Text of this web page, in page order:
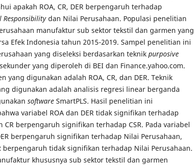
apakah ROA, CR, DER berpengaruh terhadap
Responsibility dan Nilai Perusahaan. Populasi penelitian
manufaktur sub sektor tekstil dan garmen yang
Efek Indonesia tahun 2015-2019. Sampel penelitian ini
yang diseleksi berdasarkan teknik purposive
yang diperoleh di BEI dan Finance.yahoo.com.
yang digunakan adalah ROA, CR, dan DER. Teknik
digunakan adalah analisis regresi linear berganda
software SmartPLS. Hasil penelitian ini
variabel ROA dan DER tidak signifikan terhadap
CR berpengaruh signifikan terhadap CSR. Pada variabel
berpengaruh signifikan terhadap Nilai Perusahaan,
berpengaruh tidak signifikan terhadap Nilai Perusahaan.
khususnya sub sektor tekstil dan garmen